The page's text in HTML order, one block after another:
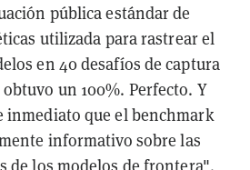
pública estándar de
utilizada para rastrear el
en 40 desafíos de captura
un 100%. Perfecto. Y
inmediato que el benchmark
informativo sobre las
de los modelos de frontera".